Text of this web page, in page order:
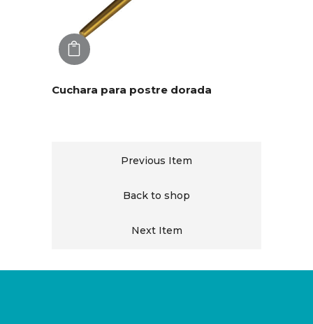
Cuchara para postre dorada
Previous Item
Back to shop
Next Item